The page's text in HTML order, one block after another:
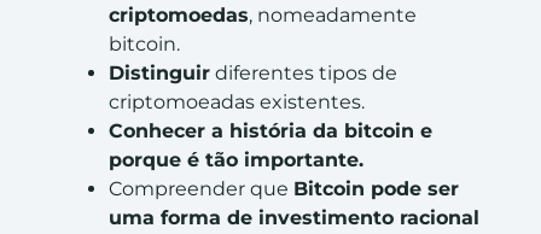
criptomoedas, nomeadamente
bitcoin.
Distinguir diferentes tipos de
criptomoeadas existentes.
Conhecer a história da bitcoin e
porque é tão importante.
Compreender que Bitcoin pode ser
uma forma de investimento racional